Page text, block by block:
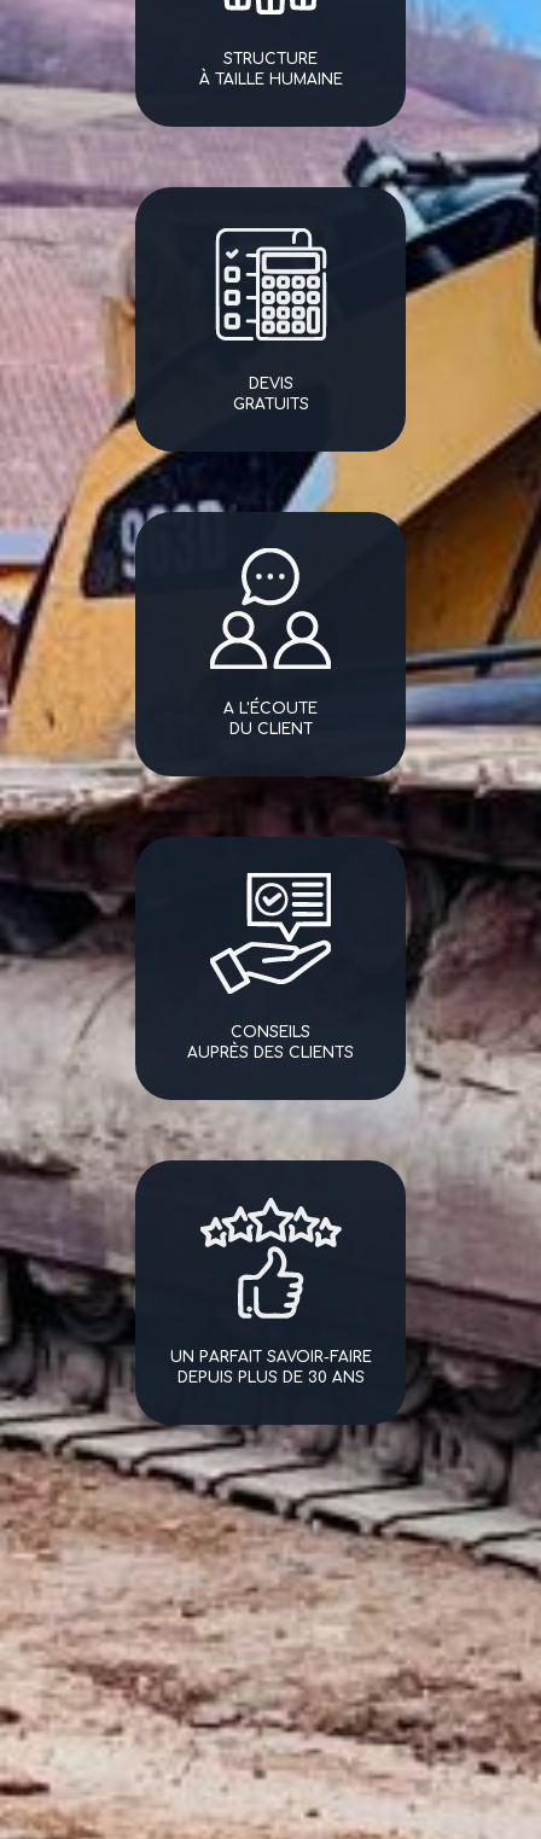
STRUCTURE
À TAILLE HUMAINE
DEVIS
GRATUITS
A L'ÉCOUTE
DU CLIENT
CONSEILS
AUPRÈS DES CLIENTS
UN PARFAIT SAVOIR-FAIRE
DEPUIS PLUS DE 30 ANS